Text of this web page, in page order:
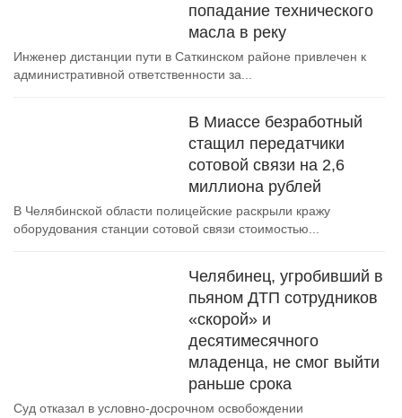
попадание технического
масла в реку
Инженер дистанции пути в Саткинском районе привлечен к
административной ответственности за...
В Миассе безработный
стащил передатчики
сотовой связи на 2,6
миллиона рублей
В Челябинской области полицейские раскрыли кражу
оборудования станции сотовой связи стоимостью...
Челябинец, угробивший в
пьяном ДТП сотрудников
«скорой» и
десятимесячного
младенца, не смог выйти
раньше срока
Суд отказал в условно-досрочном освобождении